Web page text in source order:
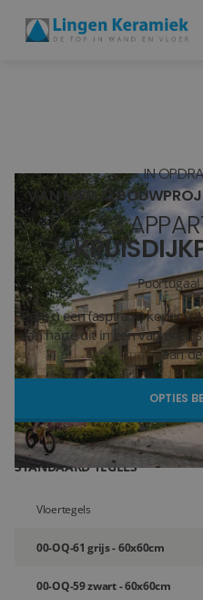
PVC
MEER PRODUCTEN
SHOWROOM
Stijlstudio's
Projecten
Blog
IN
VAN MIERLO
23
Poortugaal
Bent u een (aspirant) koper
van harte uit in een van onze
aan
OPTIES
STANDAARD TEGELS
Vloertegels
00-OQ-61 grijs - 60x60cm
00-OQ-59 zwart - 60x60cm